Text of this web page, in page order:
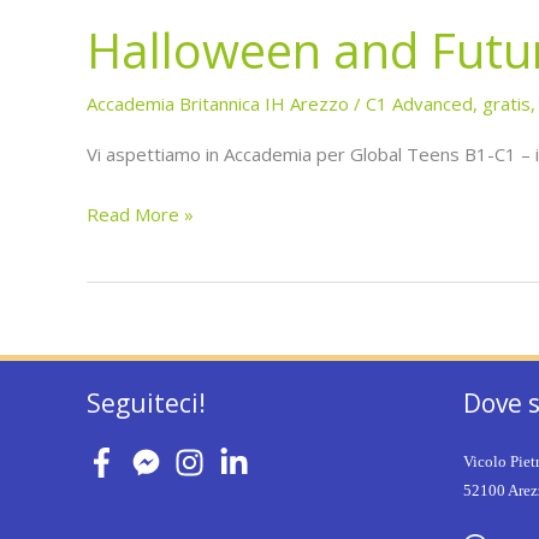
Halloween and
Accademia Britannica IH Arezzo / C1 Advanced, gratis,
Vi aspettiamo in Accademia per Global Teens B1-C1
Read More »
Seguiteci! Dove
Vicolo
52100